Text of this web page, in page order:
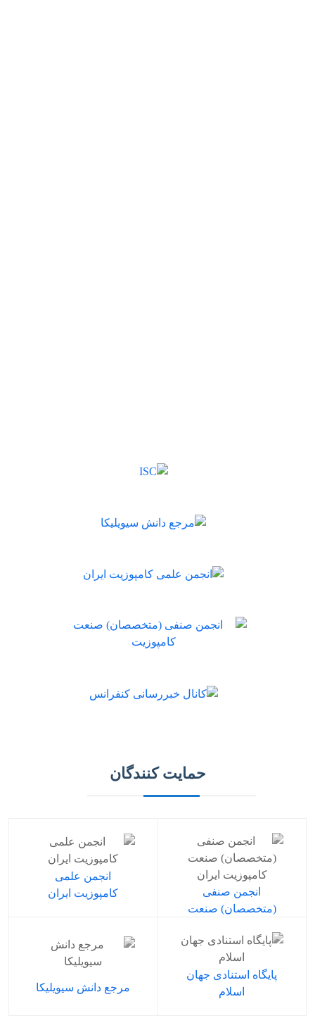
حمایت کنندگان
انجمن صنفی
(متخصصان) صنعت
انجمن علمی
کامپوزیت ایران
پایگاه استنادی جهان
اسلام
مرجع دانش سیویلیکا